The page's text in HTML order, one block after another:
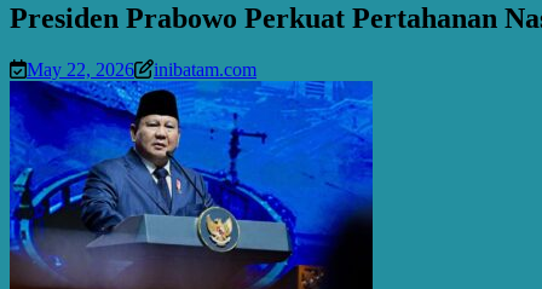
Presiden Prabowo Perkuat Pertahanan
May 22, 2026 inibatam.com